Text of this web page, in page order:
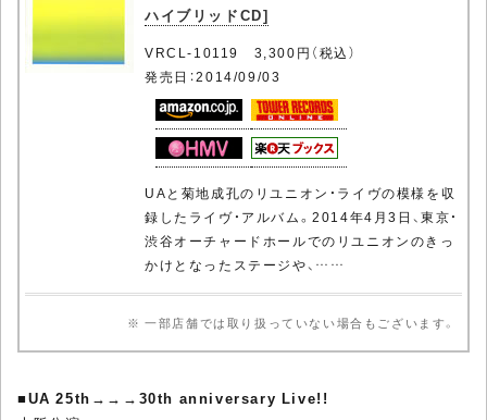
ハイブリッドCD]
VRCL-10119 3,300円（税込）
発売日：2014/09/03
UAと菊地成孔のリユニオン・ライヴの模様を収
録したライヴ・アルバム。2014年4月3日、東京・
渋谷オーチャードホールでのリユニオンのきっ
かけとなったステージや、……
※ 一部店舗では取り扱っていない場合もございます。
■UA 25th→→→30th anniversary Live!!